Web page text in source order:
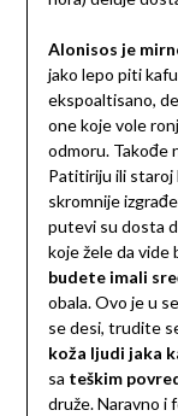
Alonisos je
jako lepo piti
ekspoaltisano,
one koje vole
odmoru. Takođe
Patitiriju ili staroj
skromnije
putevi su dosta
koje žele da
budete imali
obala. Ovo je u
se desi, trudite
koža ljudi jaka
sa teškim
druže. Naravno i